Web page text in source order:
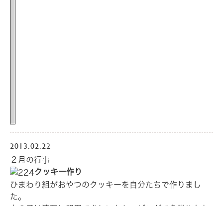
2013.02.22
２月の行事
クッキー作り
ひまわり組がおやつのクッキーを自分たちで作りまし
た。